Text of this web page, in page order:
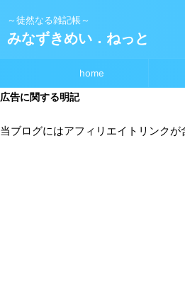
～徒然なる雑記帳～
みなずきめい．ねっと
home
広告に関する明記
当ブログにはアフィリエイトリンクが